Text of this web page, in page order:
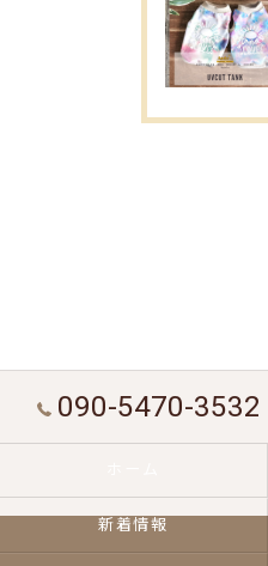
090-5470-3532
新着情報